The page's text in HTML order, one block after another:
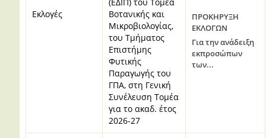
Εκλογές
Βοτανικής και
Μικροβιολογίας,
του Τμήματος
Επιστήμης
Φυτικής
Παραγωγής του
ΓΠΑ, στη Γενική
Συνέλευση Τομέα
για το ακαδ. έτος
2026-27
ΠΡΟΚΗΡΥΞΗ
ΕΚΛΟΓΩΝ
Για την ανάδειξη
εκπροσώπων
των...